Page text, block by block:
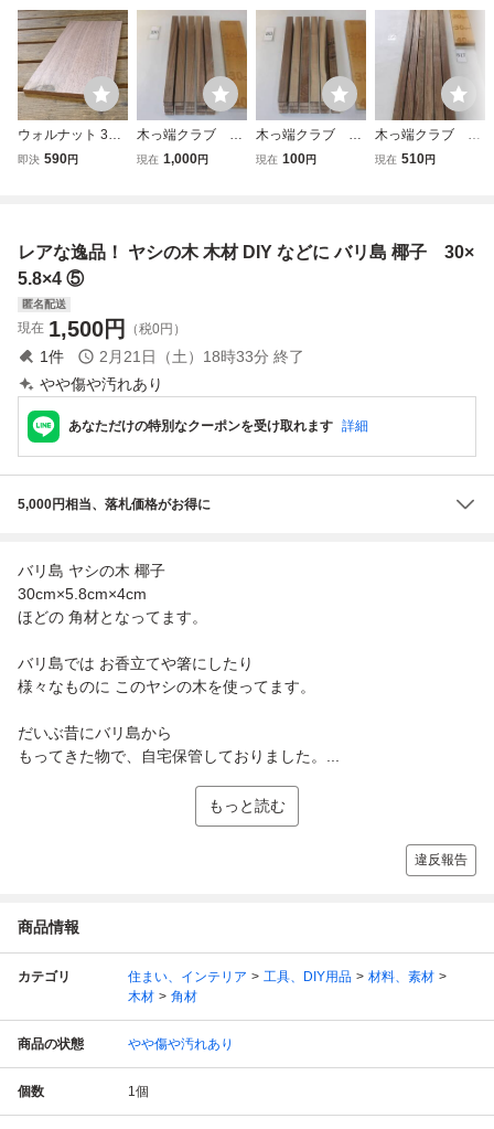
ウォルナット 349
×166×5～8mm 木
260630001】
即決 590円
木っ端クラブ ★
破格★ 節少な
レーナー 端材 板
現在 1,000円
木っ端クラブ ★
100円スタート★
レーナー 端材 板
現在 100円
木っ端クラブ ★
夏休み大特価★
面プレーナー 端
現在 510円
レアな逸品！ ヤシの木 木材 DIY などに バリ島 椰子 30×
5.8×4 ⑤
匿名配送
現在 1,500円 （税0円）
1件 2月21日（土）18時33分 終了
やや傷や汚れあり
あなただけの特別なクーポンを受け取れます 詳細
5,000円相当、落札価格がお得に
バリ島 ヤシの木 椰子
30cm×5.8cm×4cm
ほどの 角材となってます。
バリ島では お香立てや箸にしたり
様々なものに このヤシの木を使ってます。
だいぶ昔にバリ島から
もってきた物で、自宅保管しておりました。...
もっと読む
違反報告
商品情報
カテゴリ 住まい、インテリア 工具、DIY用品
材料、素材
木材
角材
商品の状態 やや傷や汚れあり
個数 1個